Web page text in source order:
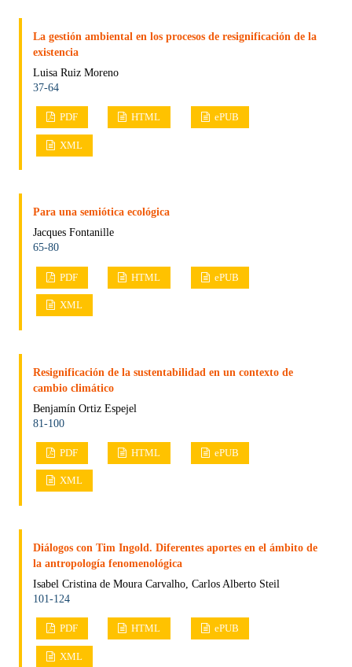
La gestión ambiental en los procesos de resignificación de la
existencia
Luisa Ruiz Moreno
37-64
PDF HTML ePUB
XML
Para una semiótica ecológica
Jacques Fontanille
65-80
PDF HTML ePUB
XML
Resignificación de la sustentabilidad en un contexto de
cambio climático
Benjamín Ortiz Espejel
81-100
PDF HTML ePUB
XML
Diálogos con Tim Ingold. Diferentes aportes en el ámbito de
la antropología fenomenológica
Isabel Cristina de Moura Carvalho, Carlos Alberto Steil
101-124
PDF HTML ePUB
XML